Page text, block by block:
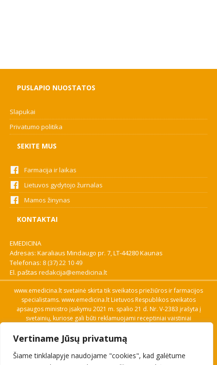
Vertiname Jūsų privatumą
Šiame tinklalapyje naudojame "cookies", kad galėtume
PUSLAPIO NUOSTATOS
Slapukai
Privatumo politika
SEKITE MUS
Farmacija ir laikas
Lietuvos gydytojo žurnalas
Mamos žinynas
KONTAKTAI
EMEDICINA
Adresas: Karaliaus Mindaugo pr. 7, LT-44280 Kaunas
Telefonas: 8 (37) 22 10 49
El. paštas redakcija@emedicina.lt
www.emedicina.lt svetainė skirta tik sveikatos priežiūros ir farmacijos
specialistams. www.emedicina.lt Lietuvos Respublikos sveikatos
apsaugos ministro įsakymu 2021 m. spalio 21 d. Nr. V-2383 įrašyta į
svetainių, kuriose gali būti reklamuojami receptiniai vaistiniai
savo profesinę kvalifikaciją. Naudingos nuorodos: Vaistų ir medicinos
pagalbos priemonių kainų paieška, VVKT tinklalapis, Sveikatos
priežiūros ar farmacijos specialisto pranešimo apie įtariamą